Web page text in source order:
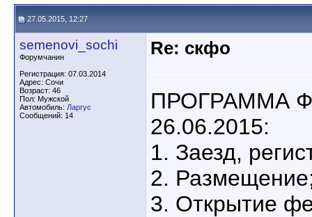
27.05.2015, 12:27
semenovi_sochi
Форумчанин
Регистрация: 07.03.2014
Адрес: Сочи
Возраст: 46
Пол: Мужской
Автомобиль: Ларгус
Сообщений: 14
Re: скфо
ПРОГРАММА
26.06.2015:
1. Заезд,
2.
3. Открытие